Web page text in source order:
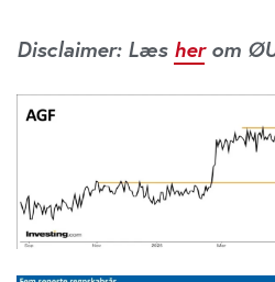
Disclaimer: Læs herom